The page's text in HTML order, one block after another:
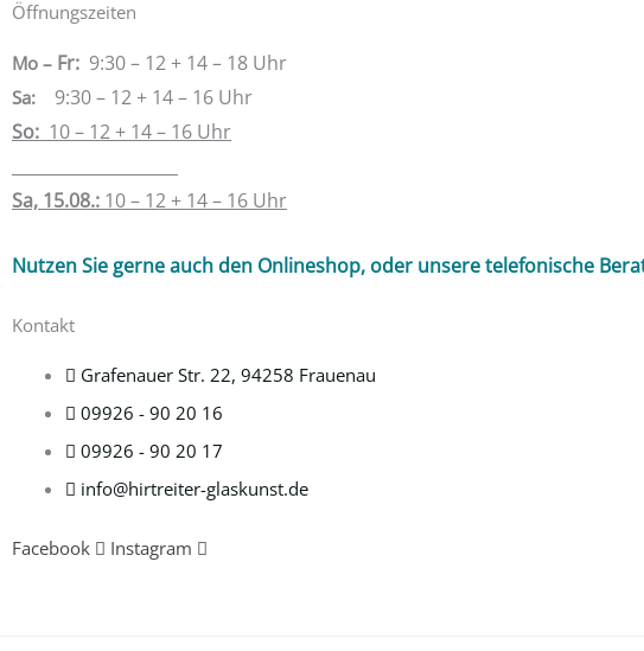
Öffnungszeiten
Mo – Fr: 9:30 – 12 + 14 – 18 Uhr
Sa: 9:30 – 12 + 14 – 16 Uhr
So: 10 – 12 + 14 – 16 Uhr
Sa, 15.08.: 10 – 12 + 14 – 16 Uhr
Nutzen Sie gerne auch den Onlineshop, oder unsere telefonische
Kontakt
Grafenauer Str. 22, 94258 Frauenau
09926 - 90 20 16
09926 - 90 20 17
info@hirtreiter-glaskunst.de
Facebook Instagram